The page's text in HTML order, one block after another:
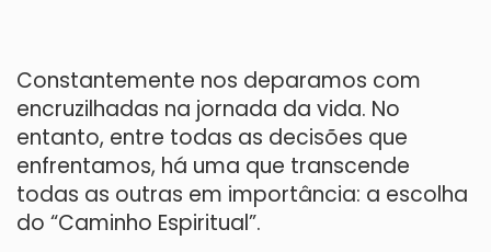
Constantemente nos deparamos com
encruzilhadas na jornada da vida. No
entanto, entre todas as decisões que
enfrentamos, há uma que transcende
todas as outras em importância: a escolha
do “Caminho Espiritual”.